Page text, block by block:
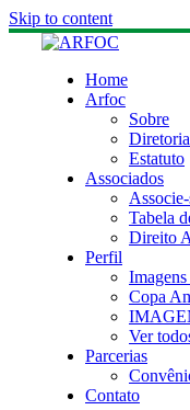
Skip to content
Home
Arfoc
Sobre
Estatuto
Associados
Tabela
Direito
Perfil
Copa
Ver
Parcerias
Contato